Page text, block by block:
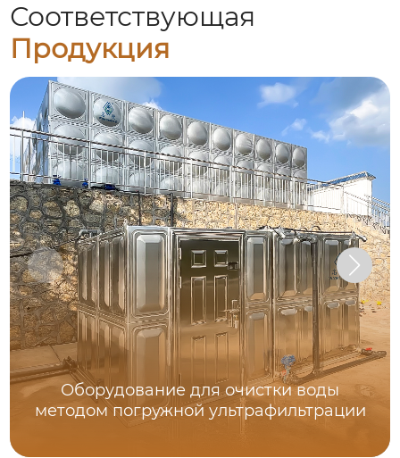
Соответствующая
Продукция
Оборудование для очистки воды
методом погружной ультрафильтрации